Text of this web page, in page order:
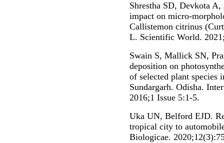
Shrestha SD, Devkota
impact on micro-
Callistemon citrinus
L. Scientific World.
Swain S, Mallick SN,
deposition on
of selected plant species
Sundargarh. Odisha.
2016;1 Issue 5:1-5.
Uka UN, Belford EJD.
tropical city to
Biologicae.